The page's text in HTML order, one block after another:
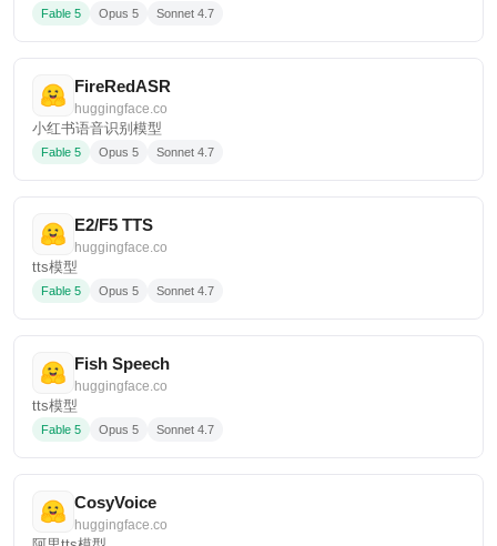
Fable 5 Opus 5 Sonnet 4.7
FireRedASR
huggingface.co
小红书语音识别模型
Fable 5 Opus 5 Sonnet 4.7
E2/F5 TTS
huggingface.co
tts模型
Fable 5 Opus 5 Sonnet 4.7
Fish Speech
huggingface.co
tts模型
Fable 5 Opus 5 Sonnet 4.7
CosyVoice
huggingface.co